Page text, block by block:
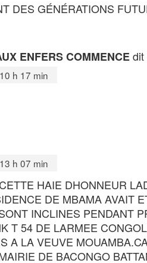
DES GÉNÉRATIONS
ENFERS COMMENCEdit
h 17 min
h 07 min
HAIE DHONNEUR
DE MBAMA AVAIT
INCLINES PENDANT
T 54 DE LARMEE
A LA VEUVE
DE BACONGO